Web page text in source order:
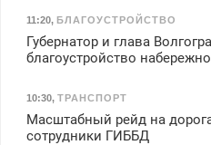
11:20, БЛАГОУСТРОЙСТВО
Губернатор и глава
благоустройство
10:30, ТРАНСПОРТ
Масштабный рейд на
сотрудники ГИББД